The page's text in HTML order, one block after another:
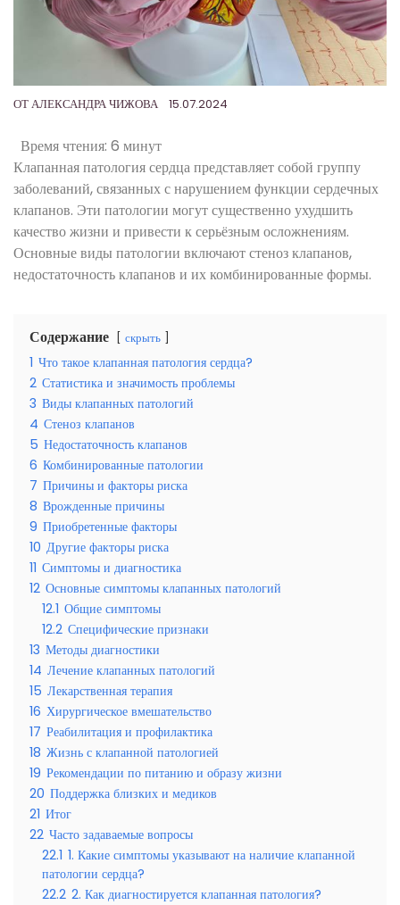
ОТАЛЕКСАНДРА ЧИЖОВА 15.07.2024
Время чтения: 6 минут
Клапанная патология сердца представляет собой группу
заболеваний, связанных с нарушением функции сердечных
клапанов. Эти патологии могут существенно ухудшить
качество жизни и привести к серьёзным осложнениям.
Основные виды патологии включают стеноз клапанов,
недостаточность клапанов и их комбинированные формы.
Содержание скрыть
1 Что такое клапанная патология сердца?
2 Статистика и значимость проблемы
3 Виды клапанных патологий
4 Стеноз клапанов
5 Недостаточность клапанов
6 Комбинированные патологии
7 Причины и факторы риска
8 Врожденные причины
9 Приобретенные факторы
10 Другие факторы риска
11 Симптомы и диагностика
12 Основные симптомы клапанных патологий
12.1 Общие симптомы
12.2 Специфические признаки
13 Методы диагностики
14 Лечение клапанных патологий
15 Лекарственная терапия
16 Хирургическое вмешательство
17 Реабилитация и профилактика
18 Жизнь с клапанной патологией
19 Рекомендации по питанию и образу жизни
20 Поддержка близких и медиков
21 Итог
22 Часто задаваемые вопросы
22.1 1. Какие симптомы указывают на наличие клапанной
патологии сердца?
22.2 2. Как диагностируется клапанная патология?